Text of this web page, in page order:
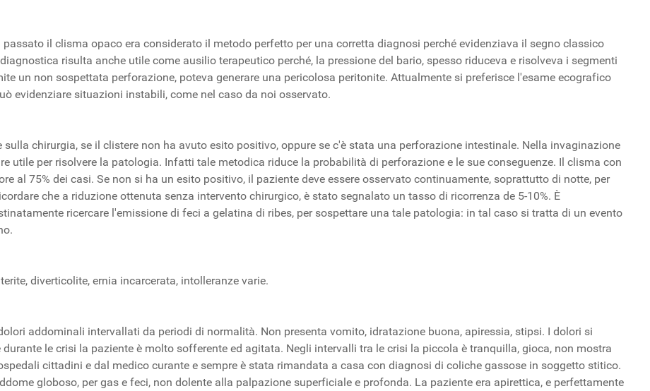
il clisma opaco era considerato il metodo perfetto per una corretta diagnosi perché evidenziava il segno classico
risulta anche utile come ausilio terapeutico perché, la pressione del bario, spesso riduceva e risolveva i segmenti
un non sospettata perforazione, poteva generare una pericolosa peritonite. Attualmente si preferisce l'esame ecografico
evidenziare situazioni instabili, come nel caso da noi osservato.
chirurgia, se il clistere non ha avuto esito positivo, oppure se c'è stata una perforazione intestinale. Nella invaginazione
utile per risolvere la patologia. Infatti tale metodica riduce la probabilità di perforazione e le sue conseguenze. Il clisma con
al 75% dei casi. Se non si ha un esito positivo, il paziente deve essere osservato continuamente, soprattutto di notte, per
che a riduzione ottenuta senza intervento chirurgico, è stato segnalato un tasso di ricorrenza de 5-10%. È
ricercare l'emissione di feci a gelatina di ribes, per sospettare una tale patologia: in tal caso si tratta di un evento
diverticolite, ernia incarcerata, intolleranze varie.
addominali intervallati da periodi di normalità. Non presenta vomito, idratazione buona, apiressia, stipsi. I dolori si
le crisi la paziente è molto sofferente ed agitata. Negli intervalli tra le crisi la piccola è tranquilla, gioca, non mostra
cittadini e dal medico curante e sempre è stata rimandata a casa con diagnosi di coliche gassose in soggetto stitico.
globoso, per gas e feci, non dolente alla palpazione superficiale e profonda. La paziente era apirettica, e perfettamente